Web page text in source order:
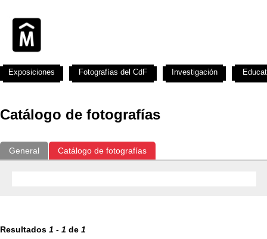
Catálogo de fotografías
General Catálogo de fotografías
Resultados 1 - 1 de 1
Exposiciones Fotografías del CdF Investigación